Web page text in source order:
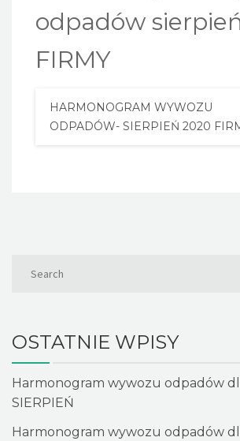
odpadów
FIRMY
HARMONOGRAM WYWOZU
ODPADÓW- SIERPIEŃ 2020
OSTATNIE WPISY
Harmonogram wywozu odpadów
SIERPIEŃ
Harmonogram wywozu odpadów